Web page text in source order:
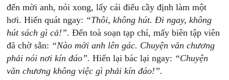
đến mời anh, nói xong, lấy cái điếu cầy định làm một
hơi. Hiến quát ngay: “Thôi, không hút. Đi ngay, không
hút sách gì cả!”. Đến toà soạn tạp chí, mấy biên tập viên
đã chờ sẵn: “Nào mời anh lên gác. Chuyện văn chương
phải nói nơi kín đáo”. Hiến lại bác lại ngay: “Chuyện
văn chương không việc gì phải kín đáo!”.